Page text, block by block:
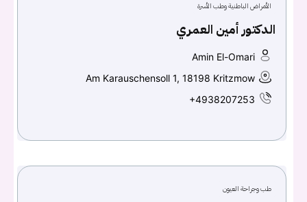
الأمراض الباطنية وطب الأسرة
الدكتور أمين العمري
Amin El-Omari
Am Karauschensoll 1, 18198 Kritzmow
+4938207253
طب وجراحة العيون